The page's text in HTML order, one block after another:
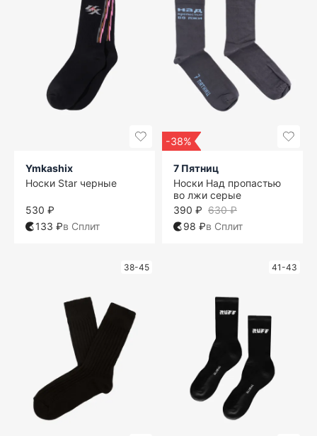
Ymkashix
Носки Star черные
530 ₽
133 ₽в Сплит
-38%
7 Пятниц
Носки Над пропастью
во лжи серые
630 ₽
390 ₽
98 ₽в Сплит
38-45 41-43